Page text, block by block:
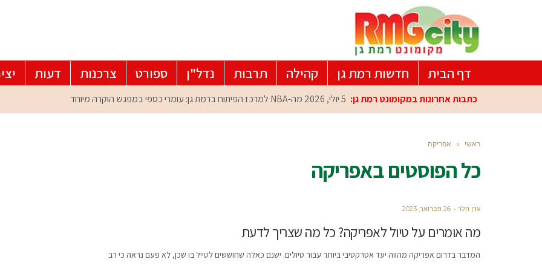
דף הבית חדשות רמת גן קהילה תרבות נדל"ן ספורט צרכנות דעות
כתבות אחרונות במקומונט רמת גן: 5 יולי, 2026 מה-NBA למרכז הפיתוח ברמת גן: עומרי כספי במפגש הוקרה מיוחד
ראשי » אפריקה
כל הפוסטים באפריקה
ערן הלר 26 פברואר, 2023
מה אומרים על טיול לאפריקה? כל מה שצריך לדעת
המדבר בדרום אפריקה מהווה יעד אטרקטיבי ביותר עבור טיולים. ישנם כאלה שחוששים לטייל בו שכן, לא פעם נראה כי רב